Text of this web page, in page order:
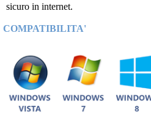
sicuro in internet.
COMPATIBILITA'